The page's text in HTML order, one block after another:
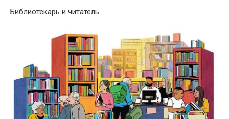
Библиотекарь и читатель